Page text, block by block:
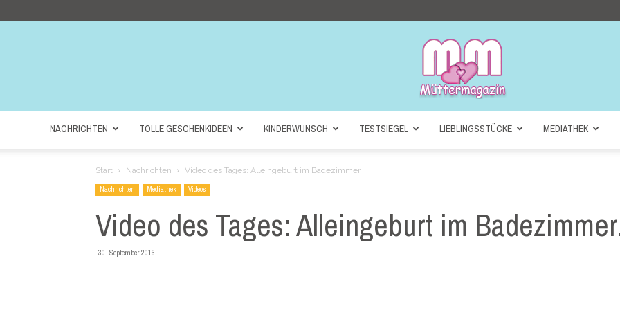
NACHRICHTEN TOLLE GESCHENKIDEEN KINDERWUNSCH TESTSIEGEL LIEBLINGSSTÜCKE MEDIATHEK
Start Nachrichten Video des Tages: Alleingeburt im Badezimmer.
Nachrichten Mediathek Videos
Video des Tages: Alleingeburt im
30. September 2016